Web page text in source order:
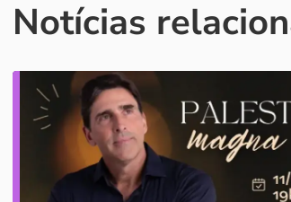
Notícias